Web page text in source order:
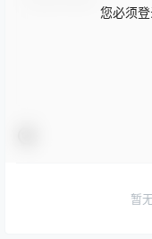
您必须
暂